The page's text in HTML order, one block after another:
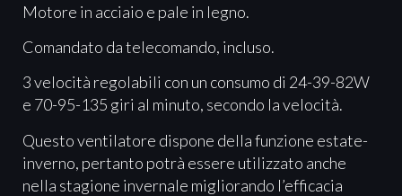
Motore in acciaio e pale in legno.
Comandato da telecomando, incluso.
3 velocità regolabili con un consumo di 24-39-82W
e 70-95-135 giri al minuto, secondo la velocità.
Questo ventilatore dispone della funzione estate-
inverno, pertanto potrà essere utilizzato anche
nella stagione invernale migliorando l’efficacia